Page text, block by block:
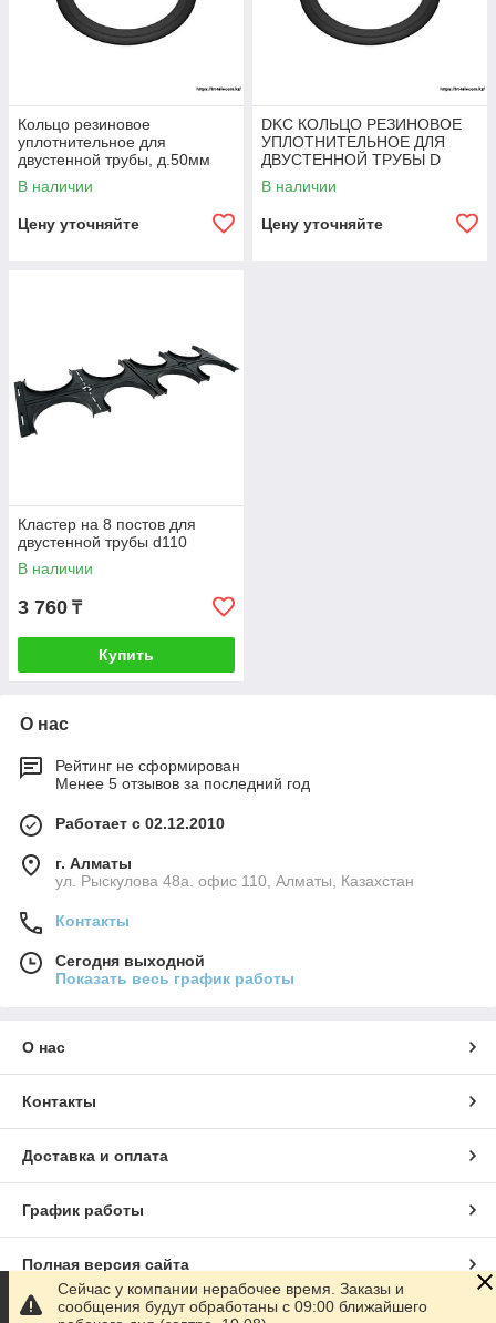
Кольцо резиновое
уплотнительное для
двустенной трубы, д.50мм
В наличии
Цену уточняйте
DKC КОЛЬЦО РЕЗИНОВОЕ
УПЛОТНИТЕЛЬНОЕ ДЛЯ
ДВУСТЕННОЙ ТРУБЫ D
75ММ
В наличии
Цену уточняйте
Кластер на 8 постов для
двустенной трубы d110
В наличии
3 760 ₸
Купить
О нас
Рейтинг не сформирован
Менее 5 отзывов за последний год
Работает с 02.12.2010
г. Алматы
ул. Рыскулова 48а. офис 110, Алматы, Казахстан
Контакты
Сегодня выходной
Показать весь график работы
О нас
Контакты
Доставка и оплата
График работы
Полная версия сайта
Сайт создан на маркетплейсеSatu.kz
Сейчас у компании нерабочее время. Заказы и
сообщения будут обработаны с 09:00 ближайшего